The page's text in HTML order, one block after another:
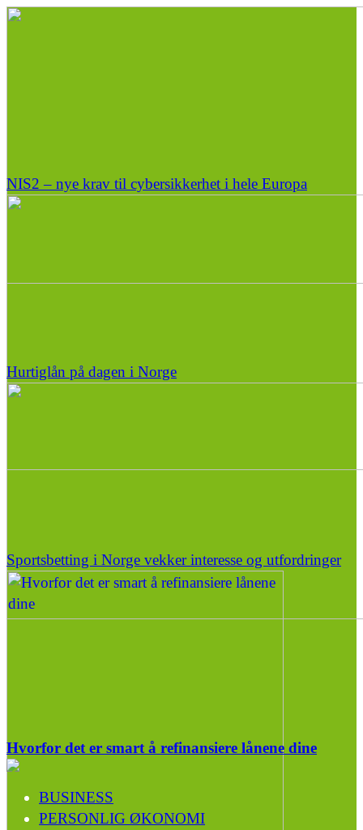
NIS2 – nye krav til cybersikkerhet i hele Europa
Hurtiglån på dagen i Norge
Sportsbetting i Norge vekker interesse og utfordringer
Hvorfor det er smart å refinansiere lånene dine
BUSINESS
PERSONLIG ØKONOMI